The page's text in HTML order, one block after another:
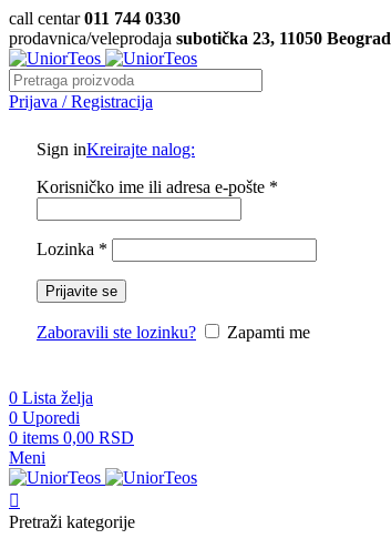
call centar011 744 0330
prodavnica/veleprodaja subotička 23, 11050 Beograd
Prijava / Registracija
Sign inKreirajte nalog:
Korisničko ime ili adresa e-pošte *
Lozinka *
Prijavite se
Zaboravili ste lozinku? Zapamti me
0 Lista želja
0 Uporedi
0 items 0,00 RSD
Meni
Pretraži kategorije